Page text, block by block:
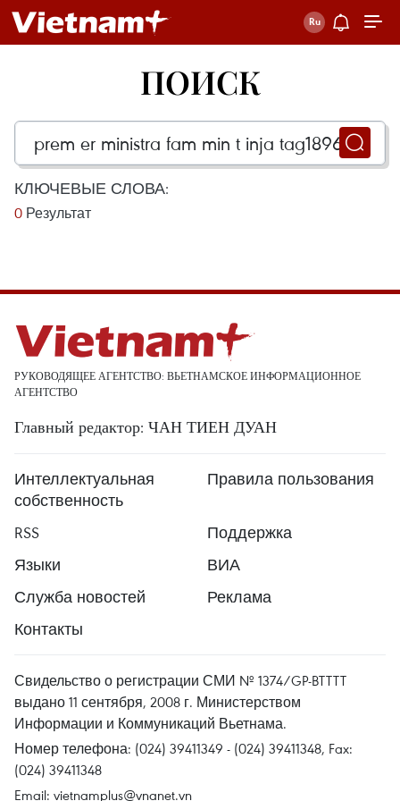
ПОИСК
КЛЮЧЕВЫЕ СЛОВА:
0 Результат
РУКОВОДЯЩЕЕ АГЕНТСТВО: ВЬЕТНАМСКОЕ ИНФОРМАЦИОННОЕ
АГЕНТСТВО
Главный редактор: ЧАН ТИЕН ДУАН
Интеллектуальная
собственность
Правила пользования
RSS
Поддержка
Языки
ВИА
Служба новостей
Реклама
Контакты
Свидельство о регистрации СМИ № 1374/GP-BTTTT
выдано 11 сентября, 2008 г. Министерством
Информации и Коммуникаций Вьетнама.
Номер телефона: (024) 39411349 - (024) 39411348, Fax:
(024) 39411348
Email: vietnamplus@vnanet.vn